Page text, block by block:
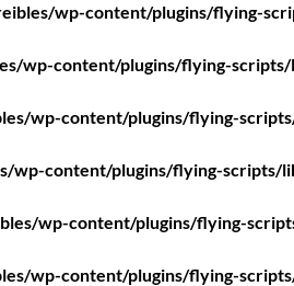
wp-content/plugins/flying-
wp-content/plugins/flying-scripts/
wp-content/plugins/flying-
wp-content/plugins/flying-scripts/
wp-content/plugins/flying-
wp-content/plugins/flying-